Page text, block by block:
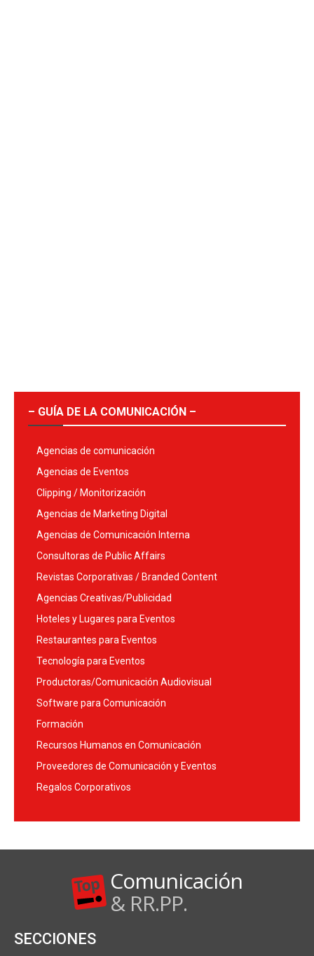
– GUÍA DE LA COMUNICACIÓN –
Agencias de comunicación
Agencias de Eventos
Clipping / Monitorización
Agencias de Marketing Digital
Agencias de Comunicación Interna
Consultoras de Public Affairs
Revistas Corporativas / Branded Content
Agencias Creativas/Publicidad
Hoteles y Lugares para Eventos
Restaurantes para Eventos
Tecnología para Eventos
Productoras/Comunicación Audiovisual
Software para Comunicación
Formación
Recursos Humanos en Comunicación
Proveedores de Comunicación y Eventos
Regalos Corporativos
Comunicación
& RR.PP.
SECCIONES